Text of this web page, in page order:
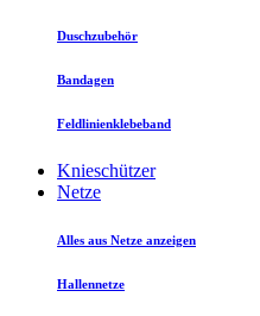
Duschzubehör
Bandagen
Feldlinienklebeband
Knieschützer
Netze
Alles aus Netze anzeigen
Hallennetze